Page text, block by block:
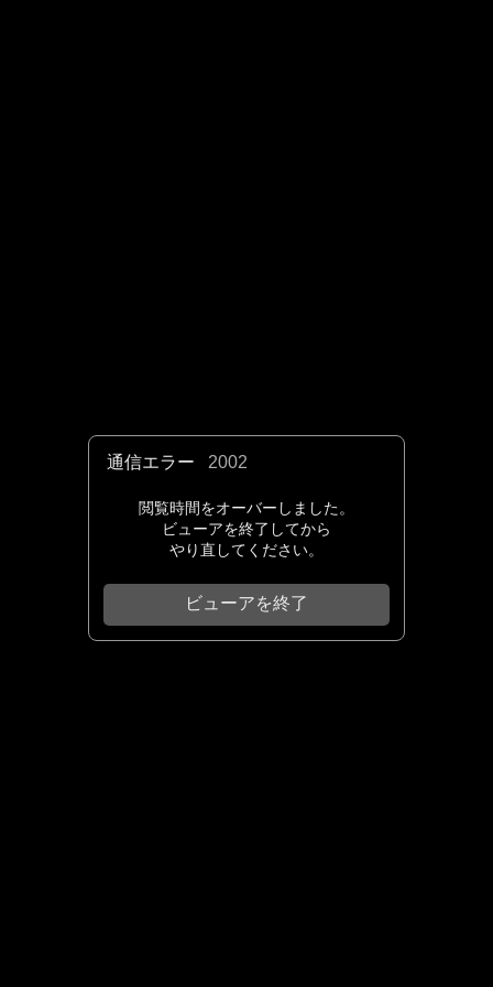
通信エラー 2002
閲覧時間をオーバーしました。
ビューアを終了してから
やり直してください。
ビューアを終了